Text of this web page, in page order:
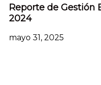
Reporte de Gestión
2024
mayo 31, 2025